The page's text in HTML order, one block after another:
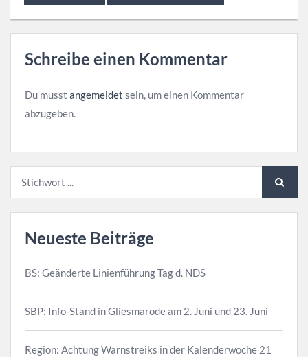
Schreibe einen Kommentar
Du musst angemeldet sein, um einen Kommentar
abzugeben.
Neueste Beiträge
BS: Geänderte Linienführung Tag d. NDS
SBP: Info-Stand in Gliesmarode am 2. Juni und 23. Juni
Region: Achtung Warnstreiks in der Kalenderwoche 21